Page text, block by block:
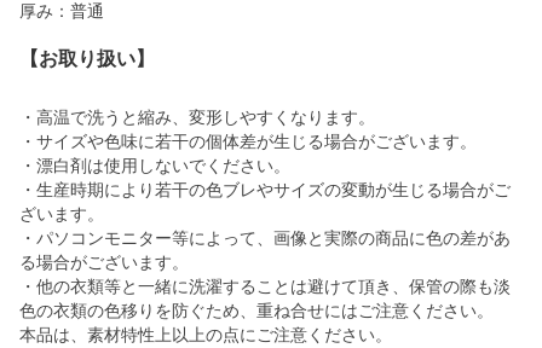
厚み：普通
【お取り扱い】
・高温で洗うと縮み、変形しやすくなります。
・サイズや色味に若干の個体差が生じる場合がございます。
・漂白剤は使用しないでください。
・生産時期により若干の色ブレやサイズの変動が生じる場合がご
ざいます。
・パソコンモニター等によって、画像と実際の商品に色の差があ
る場合がございます。
・他の衣類等と一緒に洗濯することは避けて頂き、保管の際も淡
色の衣類の色移りを防ぐため、重ね合せにはご注意ください。
本品は、素材特性上以上の点にご注意ください。